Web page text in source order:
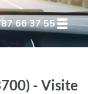
66 37 55
- Visite